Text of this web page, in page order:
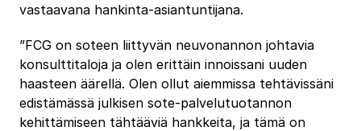
vastaavana hankinta-asiantuntijana.
”FCG on soteen liittyvän neuvonannon johtavia
konsulttitaloja ja olen erittäin innoissani uuden
haasteen äärellä. Olen ollut aiemmissa tehtävissäni
edistämässä julkisen sote-palvelutuotannon
kehittämiseen tähtääviä hankkeita, ja tämä on